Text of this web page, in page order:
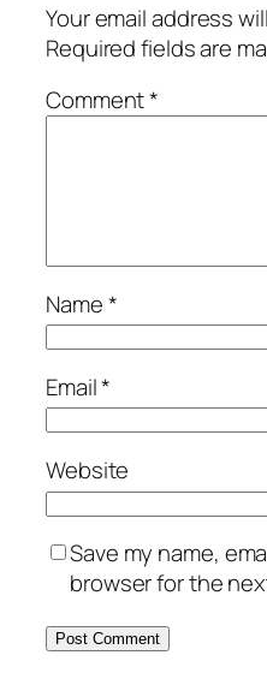
Your email address
Required fields are
Comment*
Name*
Email*
Website
Save my name,
browser for the